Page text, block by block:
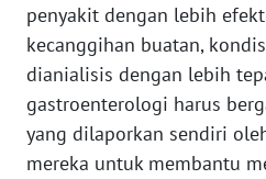
penyakit dengan lebih
kecanggihan buatan,
dianialisis dengan lebih
gastroenterologi harus
yang dilaporkan sendiri
mereka untuk membantu
REDAKSI
KARIR
DISCLAIMER